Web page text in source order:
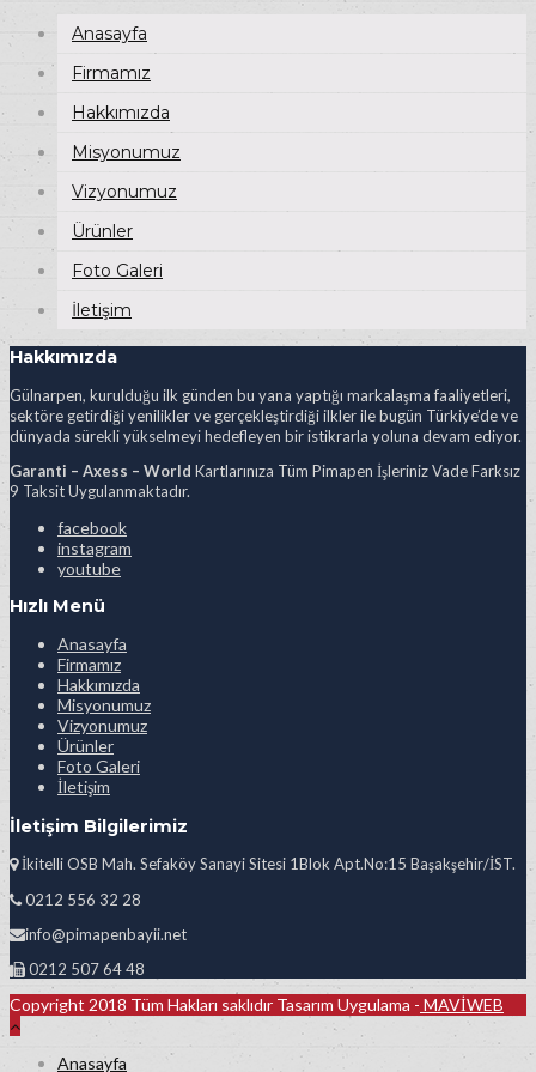
Anasayfa
Firmamız
Hakkımızda
Misyonumuz
Vizyonumuz
Ürünler
Foto Galeri
İletişim
Hakkımızda
Gülnarpen, kurulduğu ilk günden bu yana yaptığı markalaşma faaliyetleri,
sektöre getirdiği yenilikler ve gerçekleştirdiği ilkler ile bugün Türkiye’de ve
dünyada sürekli yükselmeyi hedefleyen bir istikrarla yoluna devam ediyor.
Garanti – Axess – World Kartlarınıza Tüm Pimapen İşleriniz Vade Farksız
9 Taksit Uygulanmaktadır.
facebook
instagram
youtube
Hızlı Menü
Anasayfa
Firmamız
Hakkımızda
Misyonumuz
Vizyonumuz
Ürünler
Foto Galeri
İletişim
İletişim Bilgilerimiz
İkitelli OSB Mah. Sefaköy Sanayi Sitesi 1Blok Apt.No:15 Başakşehir/İST.
0212 556 32 28
info@pimapenbayii.net
0212 507 64 48
Copyright 2018 Tüm Hakları saklıdır Tasarım Uygulama - MAVİWEB
Anasayfa